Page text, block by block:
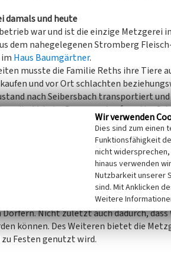
damals und heute
war und ist die einzige Metzgerei
dem nahegelegenen Stromberg
Haus Baumgärtner.
musste die Familie Reths ihre Tiere
und vor Ort schlachten
nach Seibersbach transportiert
direkt beim Bauern gekauft und im
zu Großschlachtereien
bezieht die Metzgerei ihre Tiere aus
besitzt. Wie auch damals werden bis
und hergestellt. Der Betrieb,
einzige Metzger in der Umgebung
Nicht zuletzt auch dadurch,
können. Des Weiteren bietet die
zu Festen genutzt wird.
Wir verwenden
Dies sind zum einen
Funktionsfähigkeit
nicht
hinaus verwenden
Nutzbarkeit unserer
sind. Mit Anklicken
Weitere